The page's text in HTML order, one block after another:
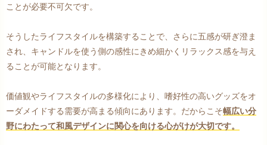
ことが必要不可欠です。
そうしたライフスタイルを構築することで、さらに五感が研ぎ澄ま
され、キャンドルを使う側の感性にきめ細かくリラックス感を与え
ることが可能となります。
価値観やライフスタイルの多様化により、嗜好性の高いグッズをオ
ーダメイドする需要が高まる傾向にあります。だからこそ幅広い分
野にわたって和風デザインに関心を向ける心がけが大切です。